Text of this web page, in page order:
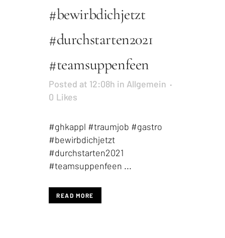
#bewirbdichjetzt
#durchstarten2021
#teamsuppenfeen
Posted at 12:08h in Allgemein
0 Likes
#ghkappl #traumjob #gastro
#bewirbdichjetzt
#durchstarten2021
#teamsuppenfeen ...
READ MORE